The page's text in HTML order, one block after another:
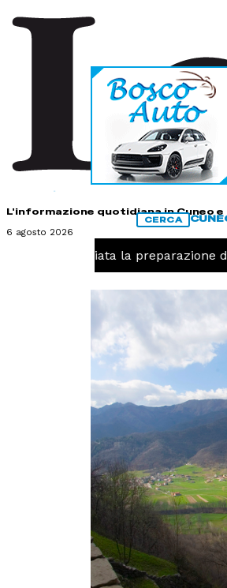
L'informazione quotidiana in Cuneo
6 agosto 2026
CERCA
iniziata la preparazione della